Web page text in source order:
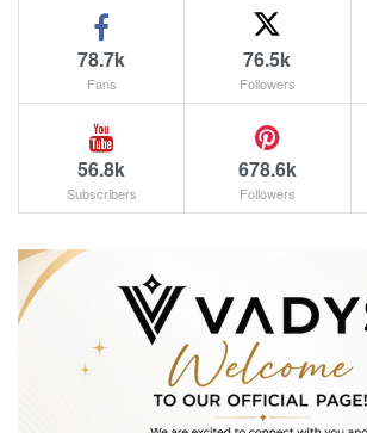
78.7k
Fans
76.5k
Followers
56.8k
Subscribers
678.6k
Followers